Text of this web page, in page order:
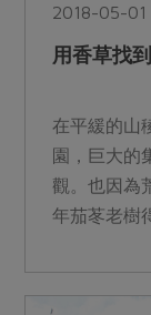
2018-05-
用香草找
在平緩的山
園，巨大的
觀。也因為
年茄苳老樹